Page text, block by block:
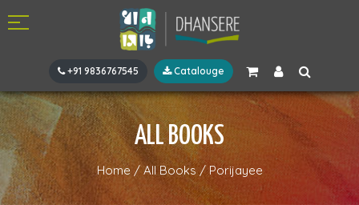
+91 9836767545 Catalouge
ALL BOOKS
Home/All Books/Porijayee